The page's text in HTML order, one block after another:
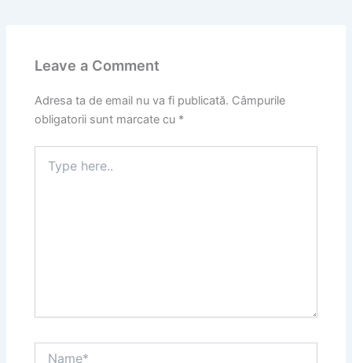
Leave a Comment
Adresa ta de email nu va fi publicată. Câmpurile
obligatorii sunt marcate cu *
here..